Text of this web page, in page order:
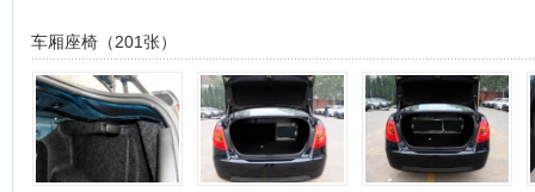
车厢座椅（201张）